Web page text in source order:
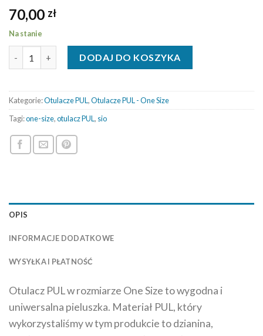
70,00 zł
Na stanie
DODAJ DO KOSZYKA
Kategorie:Otulacze PUL,Otulacze PUL - One Size
Tagi:one-size,otulacz PUL, sio
OPIS
INFORMACJE DODATKOWE
WYSYŁKA I PŁATNOŚĆ
Otulacz PUL w rozmiarze One Size to wygodna i
uniwersalna pieluszka. Materiał PUL, który
wykorzystaliśmy w tym produkcie to dzianina,